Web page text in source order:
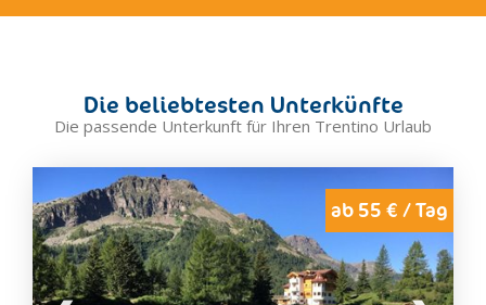
Cembra
Segonzano
Mazzin
Moena
Pozza di Fassa
Soraga
Die beliebtesten Unterkünfte
Die passende Unterkunft für Ihren Trentino Urlaub
ab 55 € / Tag